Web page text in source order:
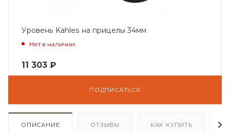
Уровень Kahles на прицелы 34мм
Нет в наличии
11 303 ₽
ПОДПИСАТЬСЯ
ОПИСАНИЕ ОТЗЫВЫ КАК КУПИТЬ